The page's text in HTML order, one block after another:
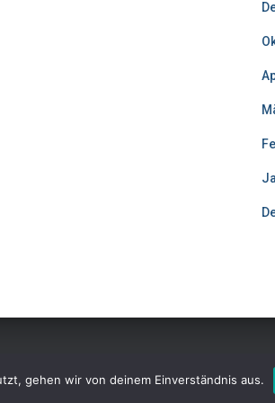
gehen wir von deinem Einverständnis aus.